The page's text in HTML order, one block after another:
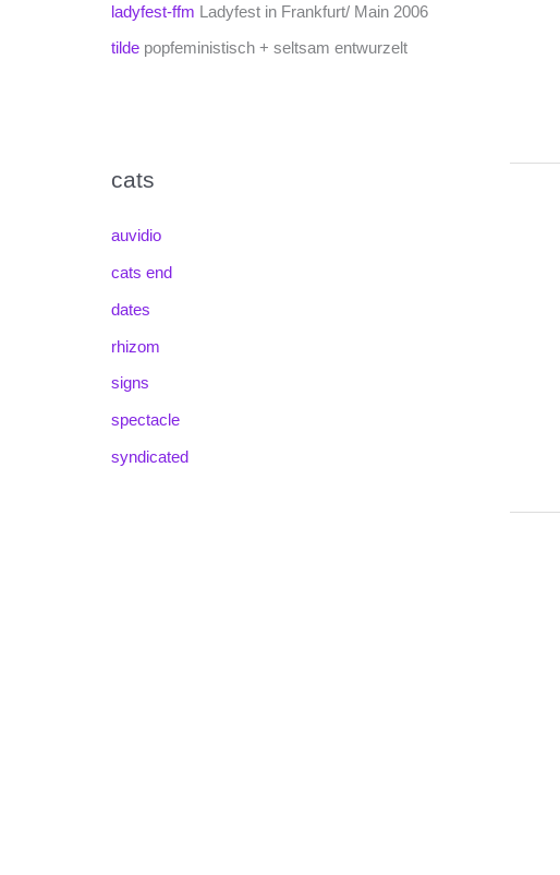
ladyfest-ffm Ladyfest in Frankfurt/ Main 2006
tilde popfeministisch + seltsam entwurzelt
cats
auvidio
cats end
dates
rhizom
signs
spectacle
syndicated